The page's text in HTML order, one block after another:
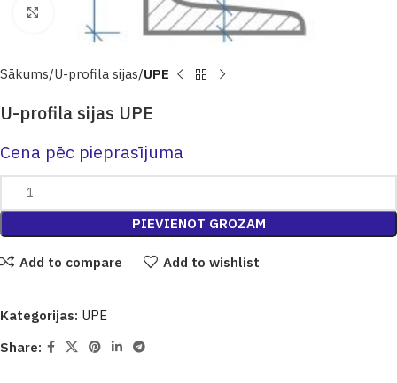
Sākums U-profila sijas UPE
U-profila sijas UPE
Cena pēc pieprasījuma
PIEVIENOT GROZAM
Add to compare Add to wishlist
Kategorijas: UPE
Share: